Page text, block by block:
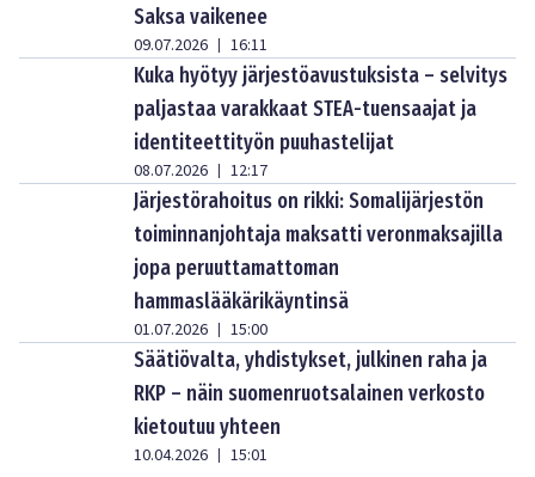
Saksa vaikenee
09.07.2026 16:11
Kuka hyötyy järjestöavustuksista – selvitys
paljastaa varakkaat STEA-tuensaajat ja
identiteettityön puuhastelijat
08.07.2026 12:17
Järjestörahoitus on rikki: Somalijärjestön
toiminnanjohtaja maksatti veronmaksajilla
jopa peruuttamattoman
hammaslääkärikäyntinsä
01.07.2026 15:00
Säätiövalta, yhdistykset, julkinen raha ja
RKP – näin suomenruotsalainen verkosto
kietoutuu yhteen
10.04.2026 15:01